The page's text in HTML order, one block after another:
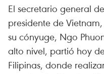
El secretario general
presidente de
su cónyuge, Ngo
alto nivel, partió hoy
Filipinas, donde